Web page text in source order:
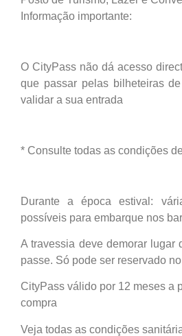
Informação importante:
O CityPass não dá acesso
que passar pelas bilheteiras
validar a sua entrada
* Consulte todas as condições
Durante a época estival:
possíveis para embarque nos
A travessia deve demorar lugar
passe. Só pode ser reservado
CityPass válido por 12 meses a
compra
Veja todas as condições